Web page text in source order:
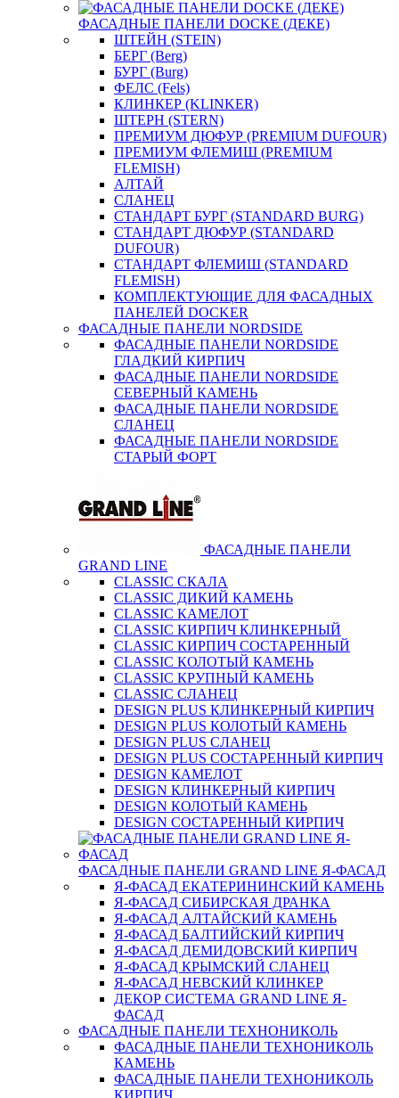
ФАСАДНЫЕ ПАНЕЛИ DOCKE (ДЕКЕ)
ШТЕЙН (STEIN)
БЕРГ (Berg)
БУРГ (Burg)
ФЕЛС (Fels)
КЛИНКЕР (KLINKER)
ШТЕРН (STERN)
ПРЕМИУМ ДЮФУР (PREMIUM DUFOUR)
ПРЕМИУМ ФЛЕМИШ (PREMIUM
FLEMISH)
АЛТАЙ
СЛАНЕЦ
СТАНДАРТ БУРГ (STANDARD BURG)
СТАНДАРТ ДЮФУР (STANDARD
DUFOUR)
СТАНДАРТ ФЛЕМИШ (STANDARD
FLEMISH)
КОМПЛЕКТУЮЩИЕ ДЛЯ ФАСАДНЫХ
ПАНЕЛЕЙ DOCKER
ФАСАДНЫЕ ПАНЕЛИ NORDSIDE
ФАСАДНЫЕ ПАНЕЛИ NORDSIDE
ГЛАДКИЙ КИРПИЧ
ФАСАДНЫЕ ПАНЕЛИ NORDSIDE
СЕВЕРНЫЙ КАМЕНЬ
ФАСАДНЫЕ ПАНЕЛИ NORDSIDE
СЛАНЕЦ
ФАСАДНЫЕ ПАНЕЛИ NORDSIDE
СТАРЫЙ ФОРТ
ФАСАДНЫЕ ПАНЕЛИ
GRAND LINE
CLASSIC СКАЛА
CLASSIC ДИКИЙ КАМЕНЬ
CLASSIC КАМЕЛОТ
CLASSIC КИРПИЧ КЛИНКЕРНЫЙ
CLASSIC КИРПИЧ СОСТАРЕННЫЙ
CLASSIC КОЛОТЫЙ КАМЕНЬ
CLASSIC КРУПНЫЙ КАМЕНЬ
CLASSIC СЛАНЕЦ
DESIGN PLUS КЛИНКЕРНЫЙ КИРПИЧ
DESIGN PLUS КОЛОТЫЙ КАМЕНЬ
DESIGN PLUS СЛАНЕЦ
DESIGN PLUS СОСТАРЕННЫЙ КИРПИЧ
DESIGN КАМЕЛОТ
DESIGN КЛИНКЕРНЫЙ КИРПИЧ
DESIGN КОЛОТЫЙ КАМЕНЬ
DESIGN СОСТАРЕННЫЙ КИРПИЧ
ФАСАДНЫЕ ПАНЕЛИ GRAND LINE Я-ФАСАД
Я-ФАСАД ЕКАТЕРИНИНСКИЙ КАМЕНЬ
Я-ФАСАД СИБИРСКАЯ ДРАНКА
Я-ФАСАД АЛТАЙСКИЙ КАМЕНЬ
Я-ФАСАД БАЛТИЙСКИЙ КИРПИЧ
Я-ФАСАД ДЕМИДОВСКИЙ КИРПИЧ
Я-ФАСАД КРЫМСКИЙ СЛАНЕЦ
Я-ФАСАД НЕВСКИЙ КЛИНКЕР
ДЕКОР СИСТЕМА GRAND LINE Я-
ФАСАД
ФАСАДНЫЕ ПАНЕЛИ ТЕХНОНИКОЛЬ
ФАСАДНЫЕ ПАНЕЛИ ТЕХНОНИКОЛЬ
КАМЕНЬ
ФАСАДНЫЕ ПАНЕЛИ ТЕХНОНИКОЛЬ
КИРПИЧ